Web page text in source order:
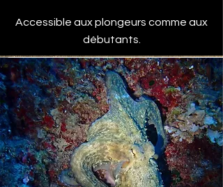
Accessible aux plongeurs comme aux
débutants.